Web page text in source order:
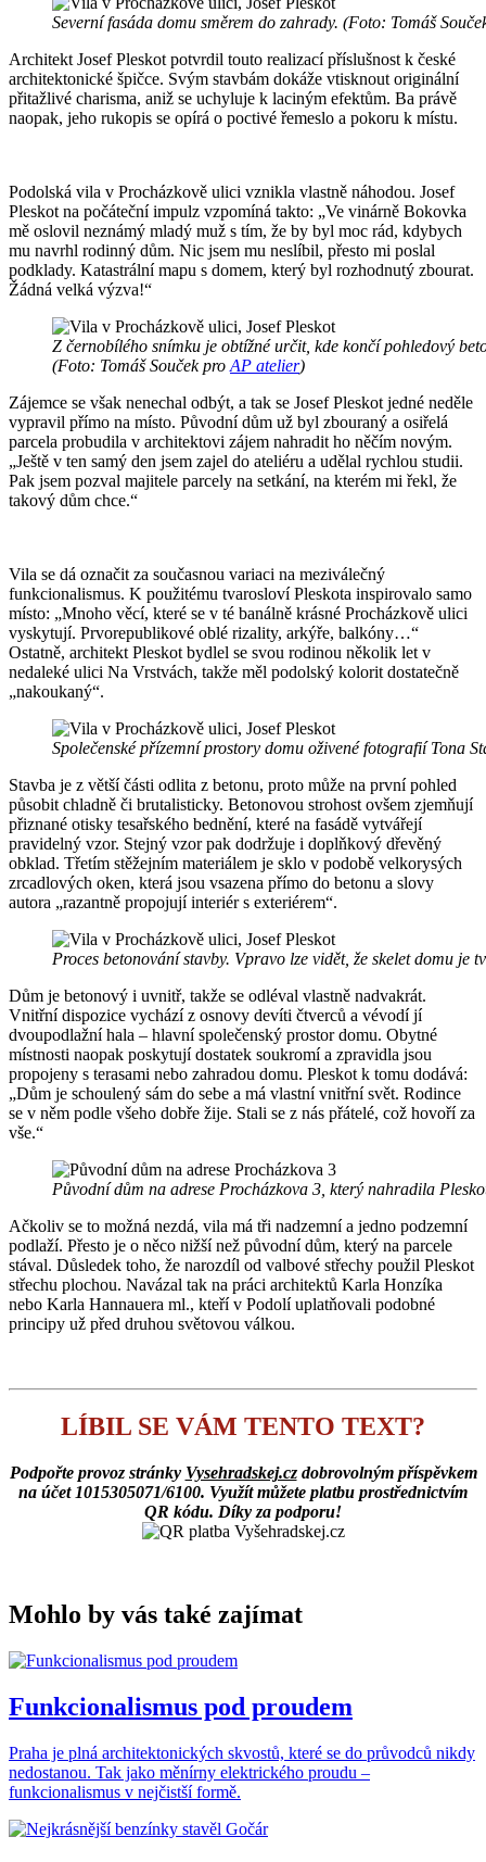
Severní fasáda domu směrem do zahrady. (Foto: Tomáš
Architekt Josef Pleskot potvrdil touto realizací příslušnost k české
architektonické špičce. Svým stavbám dokáže vtisknout originální
přitažlivé charisma, aniž se uchyluje k laciným efektům. Ba právě
naopak, jeho rukopis se opírá o poctivé řemeslo a pokoru k místu.
Podolská vila v Procházkově ulici vznikla vlastně náhodou. Josef
Pleskot na počáteční impulz vzpomíná takto: „Ve vinárně Bokovka
mě oslovil neznámý mladý muž s tím, že by byl moc rád, kdybych
mu navrhl rodinný dům. Nic jsem mu neslíbil, přesto mi poslal
podklady. Katastrální mapu s domem, který byl rozhodnutý zbourat.
Žádná velká výzva!“
Z černobílého snímku je obtížné určit, kde končí pohledový
(Foto: Tomáš Souček proAP atelier)
Zájemce se však nenechal odbýt, a tak se Josef Pleskot jedné neděle
vypravil přímo na místo. Původní dům už byl zbouraný a osiřelá
parcela probudila v architektovi zájem nahradit ho něčím novým.
„Ještě v ten samý den jsem zajel do ateliéru a udělal rychlou studii.
Pak jsem pozval majitele parcely na setkání, na kterém mi řekl, že
takový dům chce.“
Vila se dá označit za současnou variaci na meziválečný
funkcionalismus. K použitému tvarosloví Pleskota inspirovalo samo
místo: „Mnoho věcí, které se v té banálně krásné Procházkově ulici
vyskytují. Prvorepublikové oblé rizality, arkýře, balkóny…“
Ostatně, architekt Pleskot bydlel se svou rodinou několik let v
nedaleké ulici Na Vrstvách, takže měl podolský kolorit dostatečně
„nakoukaný“.
Společenské přízemní prostory domu oživené fotografií Tona
Stavba je z větší části odlita z betonu, proto může na první pohled
působit chladně či brutalisticky. Betonovou strohost ovšem zjemňují
přiznané otisky tesařského bednění, které na fasádě vytvářejí
pravidelný vzor. Stejný vzor pak dodržuje i doplňkový dřevěný
obklad. Třetím stěžejním materiálem je sklo v podobě velkorysých
zrcadlových oken, která jsou vsazena přímo do betonu a slovy
autora „razantně propojují interiér s exteriérem“.
Proces betonování stavby. Vpravo lze vidět, že skelet domu
Dům je betonový i uvnitř, takže se odléval vlastně nadvakrát.
Vnitřní dispozice vychází z osnovy devíti čtverců a vévodí jí
dvoupodlažní hala – hlavní společenský prostor domu. Obytné
místnosti naopak poskytují dostatek soukromí a zpravidla jsou
propojeny s terasami nebo zahradou domu. Pleskot k tomu dodává:
„Dům je schoulený sám do sebe a má vlastní vnitřní svět. Rodince
se v něm podle všeho dobře žije. Stali se z nás přátelé, což hovoří za
vše.“
Původní dům na adrese Procházkova 3, který nahradila
Ačkoliv se to možná nezdá, vila má tři nadzemní a jedno podzemní
podlaží. Přesto je o něco nižší než původní dům, který na parcele
stával. Důsledek toho, že narozdíl od valbové střechy použil Pleskot
střechu plochou. Navázal tak na práci architektů Karla Honzíka
nebo Karla Hannauera ml., kteří v Podolí uplatňovali podobné
principy už před druhou světovou válkou.
LÍBIL SE VÁM TENTO TEXT?
Podpořte provoz stránky Vysehradskej.czdobrovolným příspěvkem
na účet 1015305071/6100. Využít můžete platbu prostřednictvím
QR kódu. Díky za podporu!
Mohlo by vás také zajímat
Funkcionalismus pod proudem
Praha je plná architektonických skvostů, které se do průvodců nikdy
nedostanou. Tak jako měnírny elektrického proudu –
funkcionalismus v nejčistší formě.